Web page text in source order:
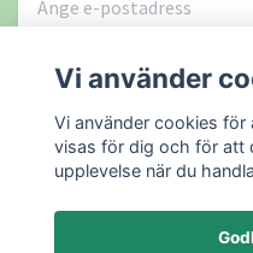
Läs mer
Vi använder
Vi använder cookies för
visas för dig och för att
upplevelse när du